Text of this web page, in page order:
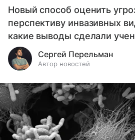
Новый способ оценить
перспективу инвазивных
какие выводы сделали
Сергей Перельман
Автор новостей